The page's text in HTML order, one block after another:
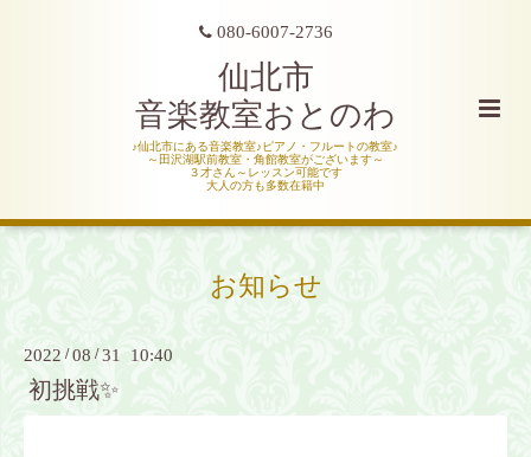
080-6007-2736
仙北市
音楽教室おとのわ
♪仙北市にある音楽教室♪ピアノ・フルートの教室♪
～田沢湖駅前教室・角館教室がございます～
３才さん～レッスン可能です
大人の方も多数在籍中
お知らせ
2022 /08 /31 10:40
初挑戦✨